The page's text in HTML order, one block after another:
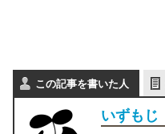
この記事を書いた人
いずもじ